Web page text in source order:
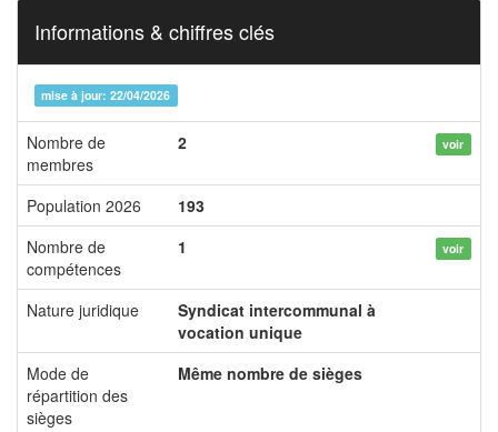
Informations & chiffres clés
mise à jour: 22/04/2026
Nombre de
membres
2 voir
Population 2026
193
Nombre de
compétences
1 voir
Nature juridique
Syndicat intercommunal à
vocation unique
Mode de
répartition des
sièges
Même nombre de sièges